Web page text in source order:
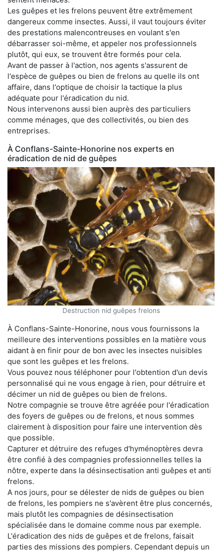
Les guêpes et les frelons peuvent être extrêmement
dangereux comme insectes. Aussi, il vaut toujours éviter
des prestations malencontreuses en voulant s'en
débarrasser soi-même, et appeler nos professionnels
plutôt, qui eux, se trouvent être formés pour cela.
Avant de passer à l'action, nos agents s'assurent de
l'espèce de guêpes ou bien de frelons au quelle ils ont
affaire, dans l'optique de choisir la tactique la plus
adéquate pour l'éradication du nid.
Nous intervenons aussi bien auprès des particuliers
comme ménages, que des collectivités, ou bien des
entreprises.
À Conflans-Sainte-Honorine nos experts en
éradication de nid de guêpes
Destruction nid guêpes frelons
À Conflans-Sainte-Honorine, nous vous fournissons la
meilleure des interventions possibles en la matière vous
aidant à en finir pour de bon avec les insectes nuisibles
que sont les guêpes et les frelons.
Vous pouvez nous téléphoner pour l'obtention d'un devis
personnalisé qui ne vous engage à rien, pour détruire et
décimer un nid de guêpes ou bien de frelons.
Notre compagnie se trouve être agréée pour l'éradication
des foyers de guêpes ou de frelons, et nous sommes
clairement à disposition pour faire une intervention dès
que possible.
Capturer et détruire des refuges d'hyménoptères devra
être confié à des compagnies professionnelles telles la
nôtre, experte dans la désinsectisation anti guêpes et anti
frelons.
A nos jours, pour se délester de nids de guêpes ou bien
de frelons, les pompiers ne s'avèrent être plus concernés,
mais plutôt les compagnies de désinsectisation
spécialisée dans le domaine comme nous par exemple.
L'éradication des nids de guêpes et de frelons, faisait
parties des missions des pompiers. Cependant depuis un